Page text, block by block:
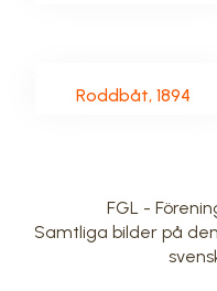
Roddbåt, 1894
FGL -
Samtliga bilder på